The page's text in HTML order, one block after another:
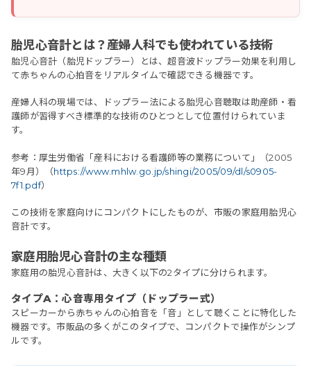
胎児心音計とは？産婦人科でも使われている技術
胎児心音計（胎児ドップラー）とは、超音波ドップラー効果を利用し
て赤ちゃんの心拍音をリアルタイムで確認できる機器です。
産婦人科の現場では、ドップラー法による胎児心音聴取は助産師・看
護師が習得すべき標準的な技術のひとつとして位置付けられていま
す。
参考：厚生労働省「産科における看護師等の業務について」（2005
年9月）（https://www.mhlw.go.jp/shingi/2005/09/dl/s0905-
7f1.pdf）
この技術を家庭向けにコンパクトにしたものが、市販の家庭用胎児心
音計です。
家庭用胎児心音計の主な種類
家庭用の胎児心音計は、大きく以下の2タイプに分けられます。
タイプA：心音専用タイプ（ドップラー式）
スピーカーから赤ちゃんの心拍音を「音」として聴くことに特化した
機器です。市販品の多くがこのタイプで、コンパクトで操作がシンプ
ルです。